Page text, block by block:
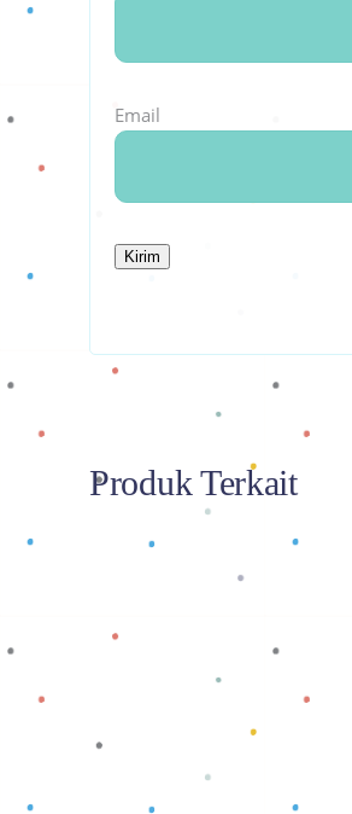
Email
Produk Terkait
Baca selengkapnya